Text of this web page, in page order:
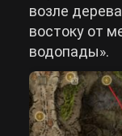
возле
востоку от
водопады».